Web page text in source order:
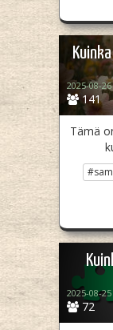
141
2025-08-26
Tämä
72
2025-08-25